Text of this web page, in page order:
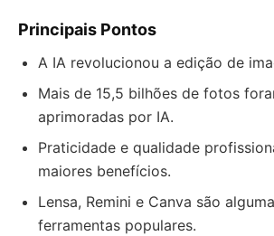
Principais Pontos
A IA revolucionou a edição de
Mais de 15,5 bilhões de fotos
aprimoradas por IA.
Praticidade e qualidade
maiores benefícios.
Lensa, Remini e Canva são
ferramentas populares.